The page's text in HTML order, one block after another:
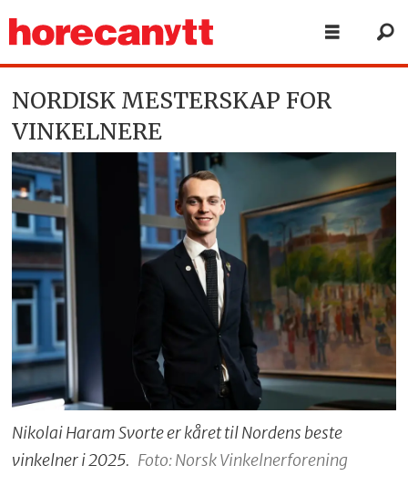
NORDISK MESTERSKAP FOR
VINKELNERE
Nikolai Haram Svorte er kåret til Nordens beste
vinkelner i 2025. Foto: Norsk Vinkelnerforening